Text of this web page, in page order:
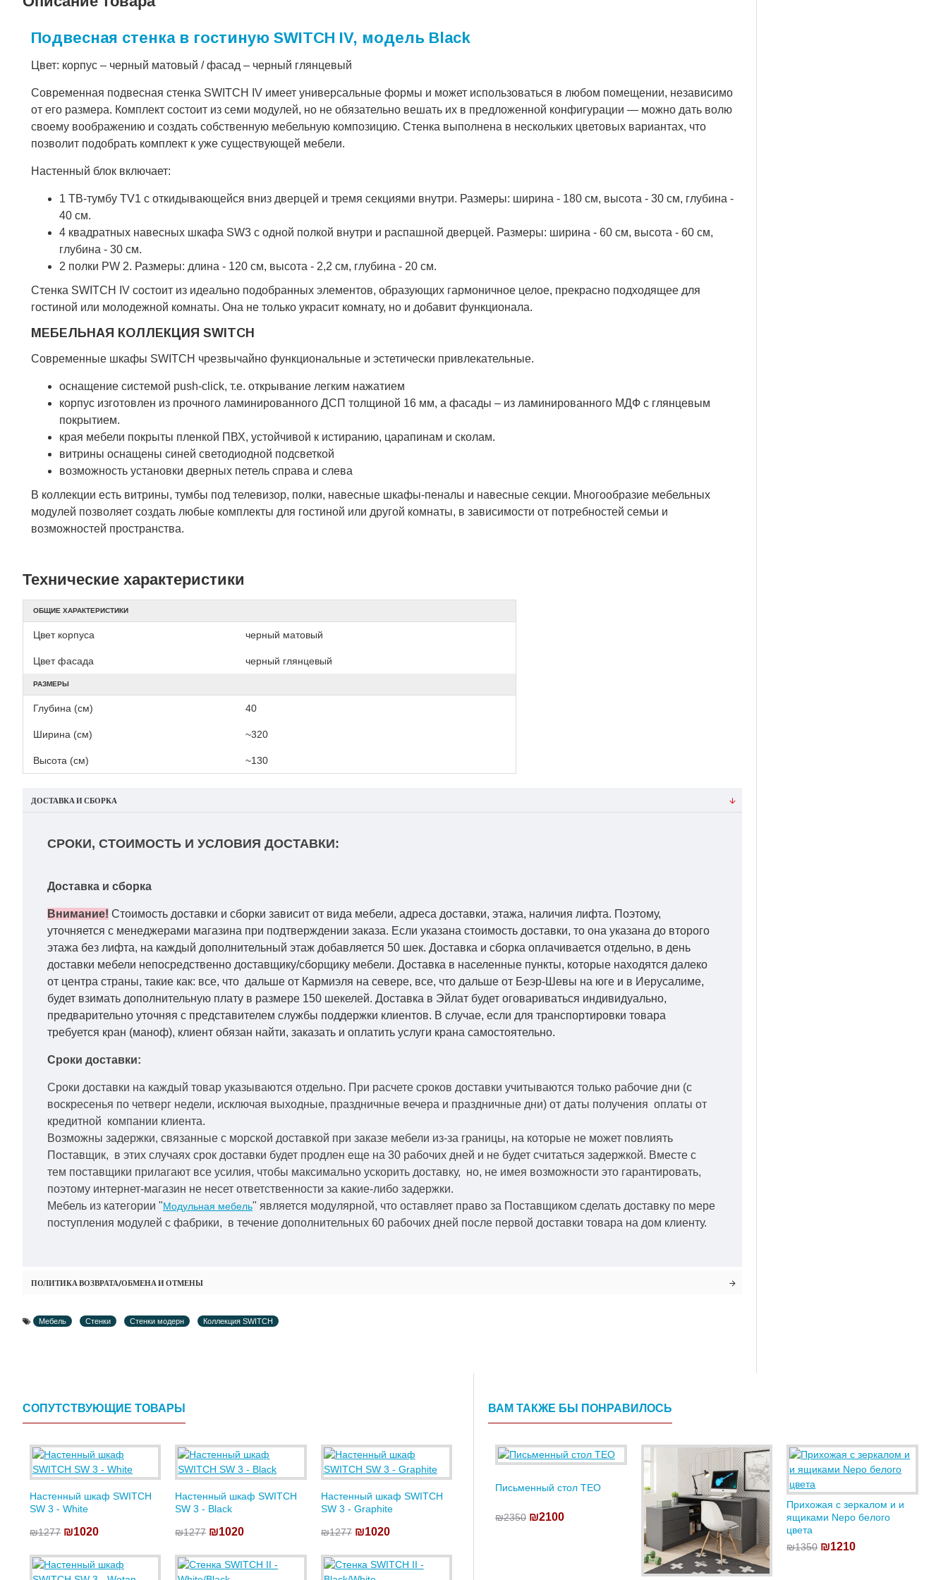
Подвесная стенка в гостиную SWITCH IV, модель Black
Цвет: корпус – черный матовый / фасад – черный глянцевый
Современная подвесная стенка SWITCH IV имеет универсальные формы и может использоваться в любом помещении, независимо
от его размера. Комплект состоит из семи модулей, но не обязательно вешать их в предложенной конфигурации — можно дать волю
своему воображению и создать собственную мебельную композицию. Стенка выполнена в нескольких цветовых вариантах, что
позволит подобрать комплект к уже существующей мебели.
Настенный блок включает:
1 ТВ-тумбу TV1 с откидывающейся вниз дверцей и тремя секциями внутри. Размеры: ширина - 180 см, высота - 30 см, глубина -
40 см.
4 квадратных навесных шкафа SW3 с одной полкой внутри и распашной дверцей. Размеры: ширина - 60 см, высота - 60 см,
глубина - 30 см.
2 полки PW 2. Размеры: длина - 120 см, высота - 2,2 см, глубина - 20 см.
Стенка SWITCH IV состоит из идеально подобранных элементов, образующих гармоничное целое, прекрасно подходящее для
гостиной или молодежной комнаты. Она не только украсит комнату, но и добавит функционала.
МЕБЕЛЬНАЯ КОЛЛЕКЦИЯ SWITCH
Современные шкафы SWITCH чрезвычайно функциональные и эстетически привлекательные.
оснащение системой push-click, т.е. открывание легким нажатием
корпус изготовлен из прочного ламинированного ДСП толщиной 16 мм, а фасады – из ламинированного МДФ с глянцевым
покрытием.
края мебели покрыты пленкой ПВХ, устойчивой к истиранию, царапинам и сколам.
витрины оснащены синей светодиодной подсветкой
возможность установки дверных петель справа и слева
В коллекции есть витрины, тумбы под телевизор, полки, навесные шкафы-пеналы и навесные секции. Многообразие мебельных
модулей позволяет создать любые комплекты для гостиной или другой комнаты, в зависимости от потребностей семьи и
возможностей пространства.
Технические характеристики
ОБЩИЕ ХАРАКТЕРИСТИКИ
Цвет корпуса черный матовый
Цвет фасада черный глянцевый
РАЗМЕРЫ
Глубина (см) 40
Ширина (см) ~320
Высота (см) ~130
ДОСТАВКА И СБОРКА
СРОКИ, СТОИМОСТЬ И УСЛОВИЯ ДОСТАВКИ:
Доставка и сборка
Внимание! Стоимость доставки и сборки зависит от вида мебели, адреса доставки, этажа, наличия лифта. Поэтому,
уточняется с менеджерами магазина при подтверждении заказа. Если указана стоимость доставки, то она указана до второго
этажа без лифта, на каждый дополнительный этаж добавляется 50 шек. Доставка и сборка оплачивается отдельно, в день
доставки мебели непосредственно доставщику/сборщику мебели. Доставка в населенные пункты, которые находятся далеко
от центра страны, такие как: все, что дальше от Кармиэля на севере, все, что дальше от Беэр-Шевы на юге и в Иерусалиме,
будет взимать дополнительную плату в размере 150 шекелей. Доставка в Эйлат будет оговариваться индивидуально,
предварительно уточняя с представителем службы поддержки клиентов. В случае, если для транспортировки товара
требуется кран (маноф), клиент обязан найти, заказать и оплатить услуги крана самостоятельно.
Сроки доставки:
Сроки доставки на каждый товар указываются отдельно. При расчете сроков доставки учитываются только рабочие дни (с
воскресенья по четверг недели, исключая выходные, праздничные вечера и праздничные дни) от даты получения оплаты от
кредитной компании клиента.
Возможны задержки, связанные с морской доставкой при заказе мебели из-за границы, на которые не может повлиять
Поставщик, в этих случаях срок доставки будет продлен еще на 30 рабочих дней и не будет считаться задержкой. Вместе с
тем поставщики прилагают все усилия, чтобы максимально ускорить доставку, но, не имея возможности это гарантировать,
поэтому интернет-магазин не несет ответственности за какие-либо задержки.
Мебель из категории "Модульная мебель" является модулярной, что оставляет право за Поставщиком сделать доставку по мере
поступления модулей с фабрики, в течение дополнительных 60 рабочих дней после первой доставки товара на дом клиенту.
ПОЛИТИКА ВОЗВРАТА/ОБМЕНА И ОТМЕНЫ
Мебель Стенки Стенки модерн Коллекция SWITCH
СОПУТСТВУЮЩИЕ ТОВАРЫ
Настенный шкаф SWITCH
SW 3 - White
₪1277 ₪1020
Настенный шкаф SWITCH
SW 3 - Black
₪1277 ₪1020
Настенный шкаф SWITCH
SW 3 - Graphite
₪1277 ₪1020
ВАМ ТАКЖЕ БЫ ПОНРАВИЛОСЬ
Письменный стол TEO
₪2350 ₪2100
Прихожая с зеркалом и и
ящиками Nepo белого
цвета
₪1350 ₪1210